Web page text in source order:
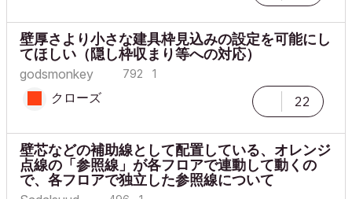
壁厚さより小さな建具枠見込みの設定を可能にし
てほしい（隠し枠収まり等への対応）
godsmonkey 792 1
クローズ 22
壁芯などの補助線として配置している、オレンジ
点線の「参照線」が各フロアで連動して動くの
で、各フロアで独立した参照線について